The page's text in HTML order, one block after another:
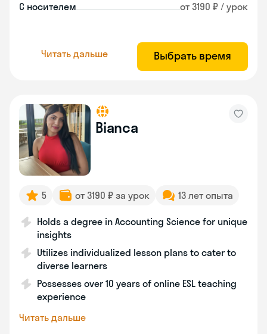
С носителем от 3190 ₽ / урок
Читать дальше Выбрать время
Bianca
5 от 3190 ₽ за урок 13 лет опыта
Holds a degree in Accounting Science for unique
insights
Utilizes individualized lesson plans to cater to
diverse learners
Possesses over 10 years of online ESL teaching
experience
Читать дальше